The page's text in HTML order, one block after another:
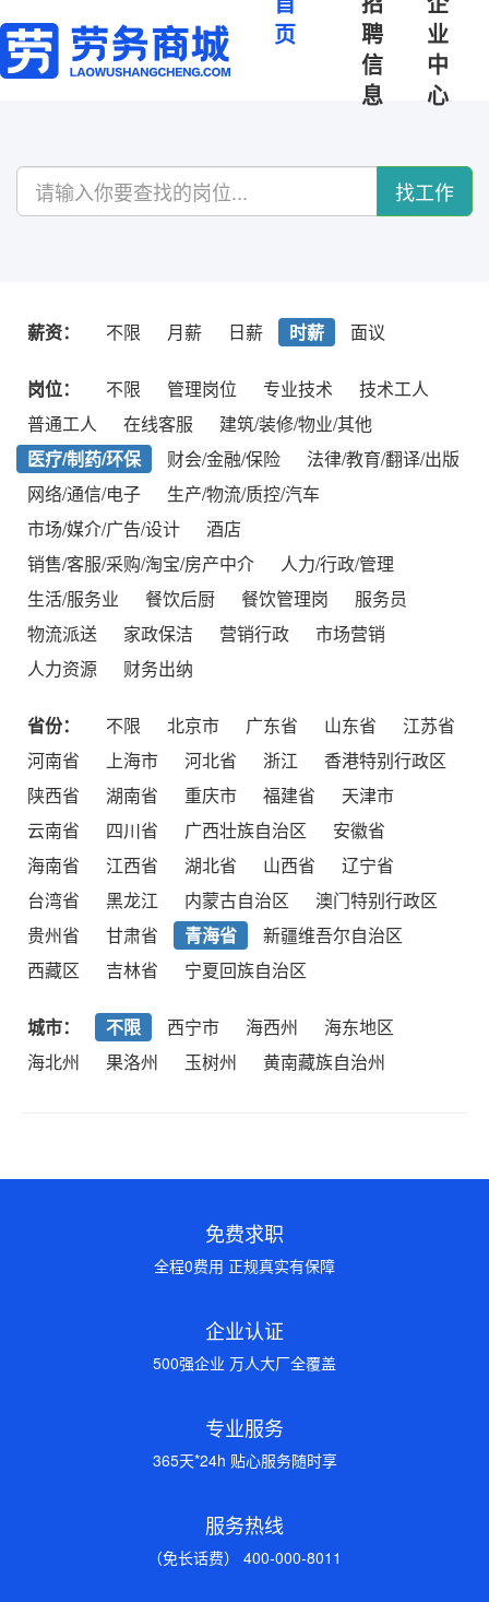
页
聘
信
息
业
中
心
找工作
薪资： 不限 月薪 日薪 时薪 面议
岗位： 不限 管理岗位 专业技术
技术工人
普通工人
在线客服
建筑/装修/物业/其他
医疗/制药/环保
财会/金融/保险
法律/教育/翻译/出版
网络/通信/电子
生产/物流/质控/汽车
市场/媒介/广告/设计
酒店
销售/客服/采购/淘宝/房产中介
人力/行政/管理
生活/服务业
餐饮后厨 餐饮管理岗
服务员
物流派送
家政保洁 营销行政
市场营销
人力资源
财务出纳
省份： 不限 北京市 广东省 山东省
江苏省
河南省
上海市 河北省 浙江
香港特别行政区
陕西省
湖南省 重庆市 福建省
天津市
云南省
四川省 广西壮族自治区
安徽省
海南省
江西省 湖北省 山西省
辽宁省
台湾省
黑龙江 内蒙古自治区
澳门特别行政区
贵州省
甘肃省 青海省
新疆维吾尔自治区
西藏区
吉林省 宁夏回族自治区
城市： 不限 西宁市 海西州
海东地区
海北州
果洛州 玉树州 黄南藏族自治州
免费求职
全程0费用 正规真实有保障
企业认证
500强企业 万人大厂全覆盖
专业服务
365天*24h 贴心服务随时享
服务热线
（免长话费） 400-000-8011